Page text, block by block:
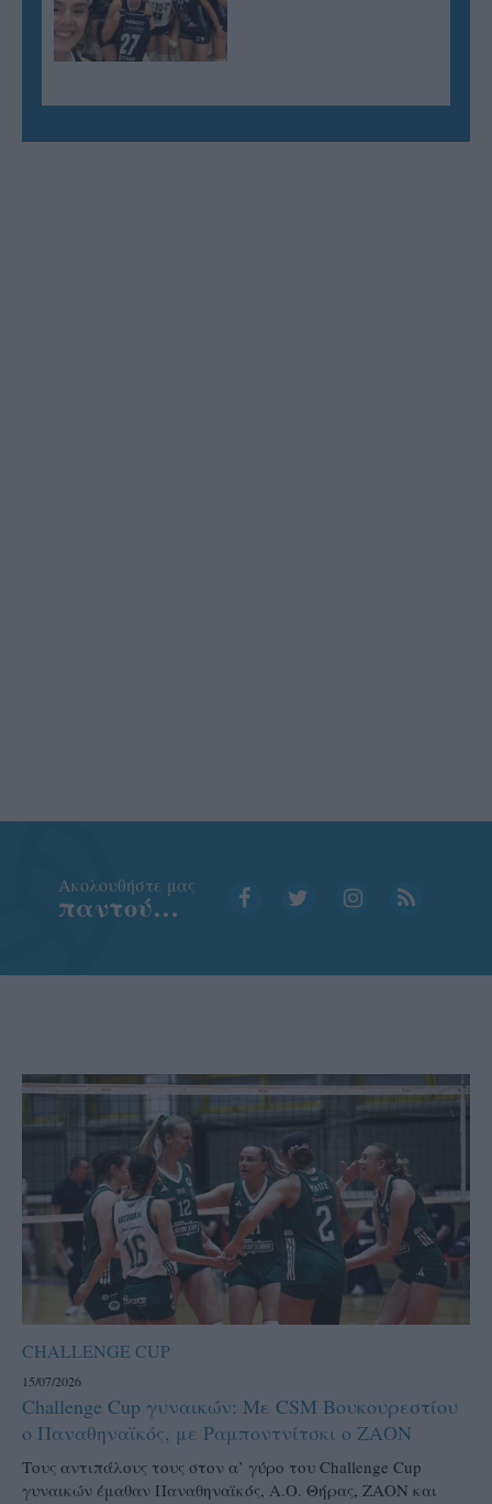
Aκολουθήστε μας
παντού…
CHALLENGE CUP
15/07/2026
Challenge Cup γυναικών: Με CSM Βουκουρεστίου
ο Παναθηναϊκός, με Ραμποντνίτσκι ο ΖΑΟΝ
Τους αντιπάλους τους στον α’ γύρο του Challenge Cup
γυναικών έμαθαν Παναθηναϊκός, Α.Ο. Θήρας, ΖΑΟΝ και